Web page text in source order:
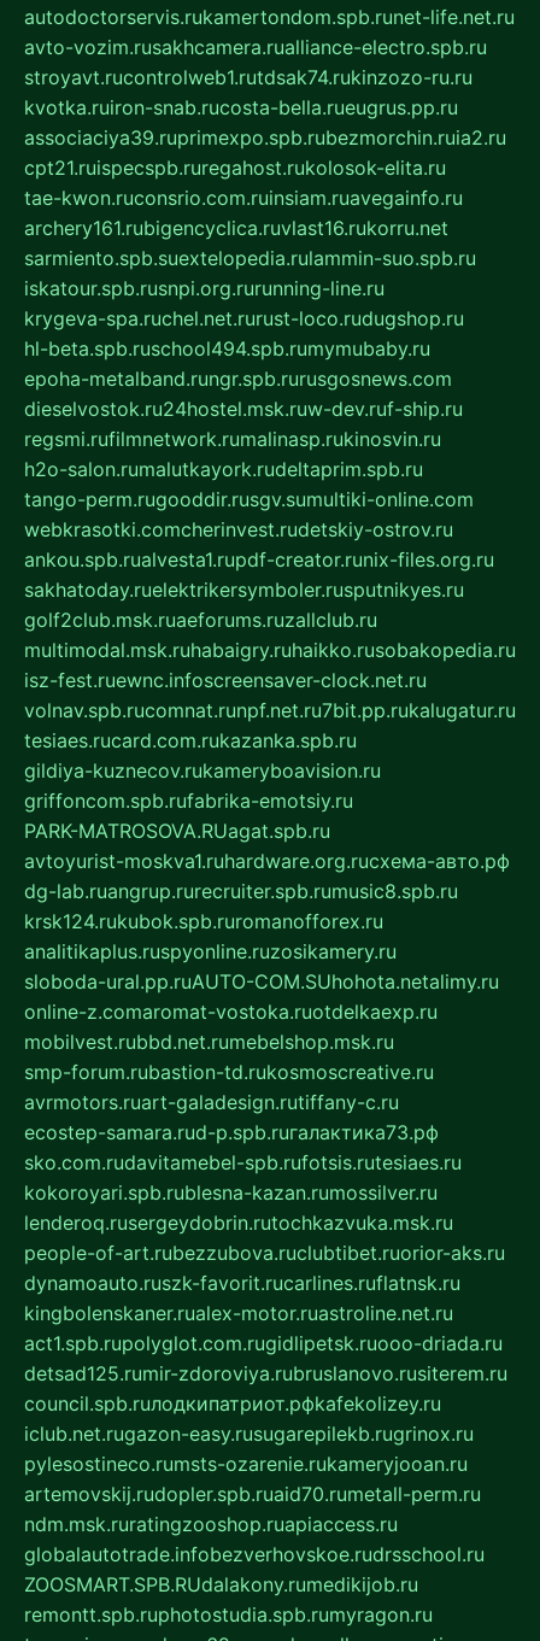
autodoctorservis.rukamertondom.spb.runet-life.net.ru
avto-vozim.rusakhcamera.rualliance-electro.spb.ru
stroyavt.rucontrolweb1.rutdsak74.rukinzozo-ru.ru
kvotka.ruiron-snab.rucosta-bella.rueugrus.pp.ru
associaciya39.ruprimexpo.spb.rubezmorchin.ruia2.ru
cpt21.ruispecspb.ruregahost.rukolosok-elita.ru
tae-kwon.ruconsrio.com.ruinsiam.ruavegainfo.ru
archery161.rubigencyclica.ruvlast16.rukorru.net
sarmiento.spb.suextelopedia.rulammin-suo.spb.ru
iskatour.spb.rusnpi.org.rurunning-line.ru
krygeva-spa.ruchel.net.rurust-loco.rudugshop.ru
hl-beta.spb.ruschool494.spb.rumymubaby.ru
epoha-metalband.rungr.spb.rurusgosnews.com
dieselvostok.ru24hostel.msk.ruw-dev.ruf-ship.ru
regsmi.rufilmnetwork.rumalinasp.rukinosvin.ru
h2o-salon.rumalutkayork.rudeltaprim.spb.ru
tango-perm.rugooddir.rusgv.sumultiki-online.com
webkrasotki.comcherinvest.rudetskiy-ostrov.ru
ankou.spb.rualvesta1.rupdf-creator.runix-files.org.ru
sakhatoday.ruelektrikersymboler.rusputnikyes.ru
golf2club.msk.ruaeforums.ruzallclub.ru
multimodal.msk.ruhabaigry.ruhaikko.rusobakopedia.ru
isz-fest.ruewnc.infoscreensaver-clock.net.ru
volnav.spb.rucomnat.runpf.net.ru7bit.pp.rukalugatur.ru
tesiaes.rucard.com.rukazanka.spb.ru
gildiya-kuznecov.rukameryboavision.ru
griffoncom.spb.rufabrika-emotsiy.ru
PARK-MATROSOVA.RUagat.spb.ru
avtoyurist-moskva1.ruhardware.org.ruсхема-авто.рф
dg-lab.ruangrup.rurecruiter.spb.rumusic8.spb.ru
krsk124.rukubok.spb.ruromanofforex.ru
analitikaplus.ruspyonline.ruzosikamery.ru
sloboda-ural.pp.ruAUTO-COM.SUhohota.netalimy.ru
online-z.comaromat-vostoka.ruotdelkaexp.ru
mobilvest.rubbd.net.rumebelshop.msk.ru
smp-forum.rubastion-td.rukosmoscreative.ru
avrmotors.ruart-galadesign.rutiffany-c.ru
ecostep-samara.rud-p.spb.ruгалактика73.рф
sko.com.rudavitamebel-spb.rufotsis.rutesiaes.ru
kokoroyari.spb.rublesna-kazan.rumossilver.ru
lenderoq.rusergeydobrin.rutochkazvuka.msk.ru
people-of-art.rubezzubova.ruclubtibet.ruorior-aks.ru
dynamoauto.ruszk-favorit.rucarlines.ruflatnsk.ru
kingbolenskaner.rualex-motor.ruastroline.net.ru
act1.spb.rupolyglot.com.rugidlipetsk.ruooo-driada.ru
detsad125.rumir-zdoroviya.rubruslanovo.rusiterem.ru
council.spb.ruлодкипатриот.рфkafekolizey.ru
iclub.net.rugazon-easy.rusugarepilekb.rugrinox.ru
pylesostineco.rumsts-ozarenie.rukameryjooan.ru
artemovskij.rudopler.spb.ruaid70.rumetall-perm.ru
ndm.msk.ruratingzooshop.ruapiaccess.ru
globalautotrade.infobezverhovskoe.rudrsschool.ru
ZOOSMART.SPB.RUdalakony.rumedikijob.ru
remontt.spb.ruphotostudia.spb.rumyragon.ru